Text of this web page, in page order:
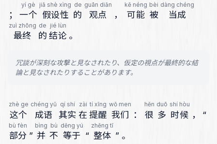
；
yí gè
一个
jiǎ shè xìng
假设性
de
的
guān diǎn
观点 ，
kě néng
可能
bèi
被
dàng chéng
当成
zuì zhōng
最终
de
的
jié lùn
结论 。
冗談が深刻な攻撃と見なされたり、仮定の視点が最終的な結
論と見なされたりすることがあります。
zhè ge
这个
chéng yǔ
成语
qí shí
其实
zài
在
tí xǐng
提醒
wǒ men
我们 ：
hěn
很
duō
多
shí hòu
时候 ， “
bù fèn
部分 ”
bìng
并
bù
不
děng yú
等于 “
zhěng tǐ
整体 ” 。